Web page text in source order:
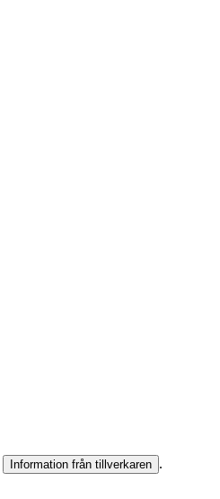
Information från tillverkaren .